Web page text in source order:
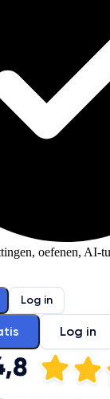
oefenen, AI-
Log in
Log in